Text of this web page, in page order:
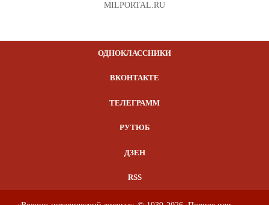
MILPORTAL.RU
ОДНОКЛАССНИКИ
ВКОНТАКТЕ
ТЕЛЕГРАММ
РУТЮБ
ДЗЕН
RSS